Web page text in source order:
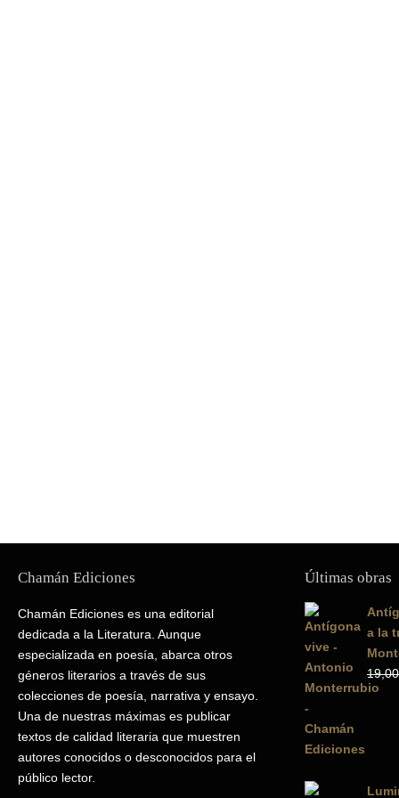
Chamán Ediciones
Chamán Ediciones es una editorial
dedicada a la Literatura. Aunque
especializada en poesía, abarca otros
géneros literarios a través de sus
colecciones de poesía, narrativa y ensayo.
Una de nuestras máximas es publicar
textos de calidad literaria que muestren
autores conocidos o desconocidos para el
público lector.
Últimas obras
a la
19,00